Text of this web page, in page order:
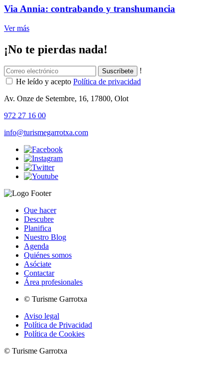
Via Annia: contrabando y transhumancia
Ver más
¡No te pierdas nada!
!
He leído y acepto Política de privacidad
Av. Onze de Setembre, 16, 17800, Olot
972 27 16 00
info@turismegarrotxa.com
Que hacer
Descubre
Planifica
Nuestro Blog
Agenda
Quiénes somos
Asóciate
Contactar
Área profesionales
© Turisme Garrotxa
Aviso legal
Política de Privacidad
Política de Cookies
© Turisme Garrotxa